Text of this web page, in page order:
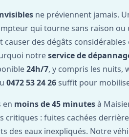
ne préviennent jamais.
qui tourne sans raison ou
causer des dégâts considérables
notreservice de
24h/7, y compris les nuits,
0472 53 24 26suffit pour
en moins de 45 minutesà
critiques : fuites cachées
des eaux inexpliqués. Notre